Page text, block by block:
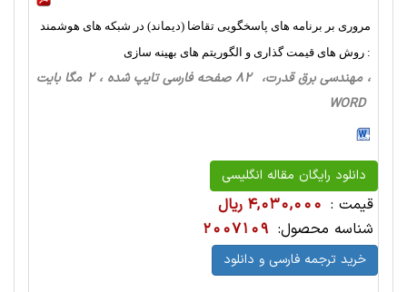
مروری بر برنامه های پاسخگویی تقاضا (دیماند) در شبکه های هوشمند
: روش های قیمت گذاری و الگوریتم های بهینه سازی
، مهندسی برق قدرت، 82 صفحه فارسی تایپ شده ، 2 مگا بایت
WORD
دانلود رایگان مقاله انگلیسی
قیمت : 4,030,000 ریال
شناسه محصول: 2007109
خرید ترجمه فارسی و دانلود